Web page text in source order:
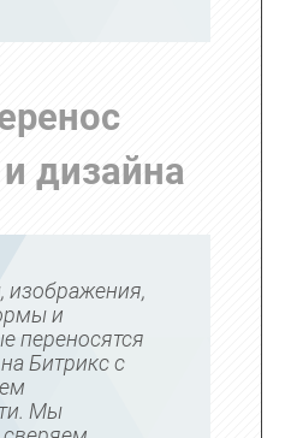
дизайна
изображения,
и
переносятся
Битрикс с
Мы